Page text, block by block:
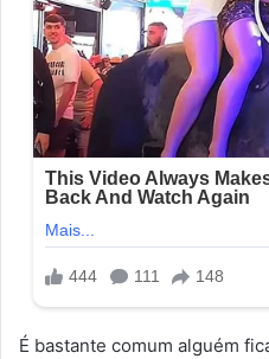
É bastante comum alguém